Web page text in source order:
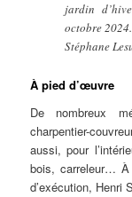
jardin
octobre
Stéphane
À pied d’œuvre
De nombreux
charpentier-
aussi, pour
bois, carreleur…
d’exécution, Henri